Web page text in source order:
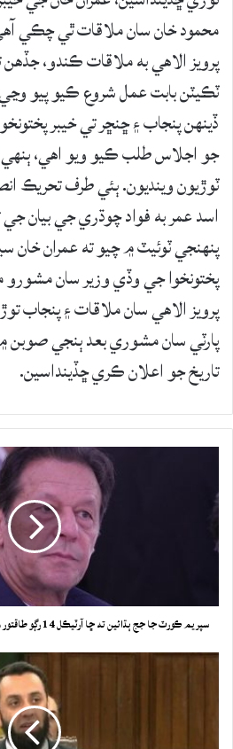
محمود خان سان ملاقات ٿي چڪي
پرويز الاهي به ملاقات ڪندو، جڏهن
ٽڪيٽن بابت عمل شروع ڪيو پيو
ڏينهن پنجاب ۽ ڇنڇر تي خيبر
جو اجلاس طلب ڪيو ويو اهي،
ٽوڙيون وينديون. ٻئي طرف تحريڪ
اسد عمر به فواد چوڌري جي بيان
پنهنجي ٽوئيٽ ۾ چيو ته عمران خان
پختونخوا جي وڏي وزير سان
پرويز الاهي سان ملاقات ۽ پنجاب
پارٽي سان مشوري بعد ٻنجي صوبن
تاريخ جو اعلان ڪري ڇڏينداسين.
سپريم ڪورٽ جا جج ٻڌائين ته ڇا آرٽيڪل 14 رڳو طاقتور ماڻهن جي تحفظ لا آهي؟ عمران خان